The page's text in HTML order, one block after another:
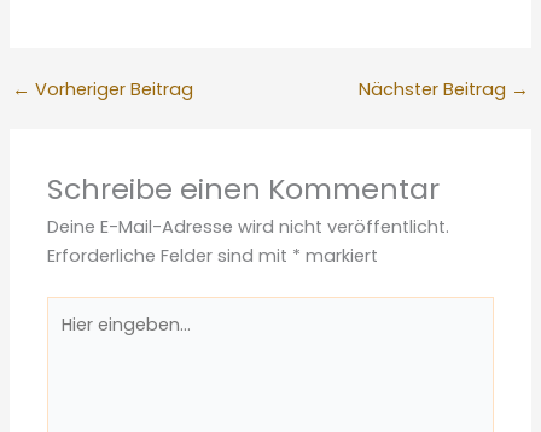
← Vorheriger Beitrag Nächster Beitrag →
Schreibe einen Kommentar
Deine E-Mail-Adresse wird nicht veröffentlicht.
Erforderliche Felder sind mit * markiert
eingeben…